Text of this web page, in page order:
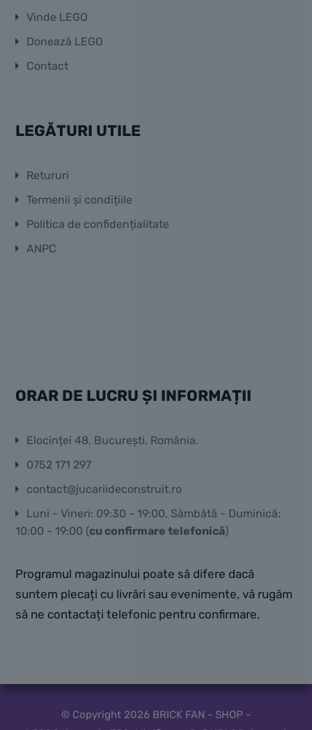
Vinde LEGO
Donează LEGO
Contact
LEGĂTURI UTILE
Retururi
Termenii și condițiile
Politica de confidențialitate
ANPC
ORAR DE LUCRU ȘI INFORMAȚII
Elocinței 48, București, România.
0752 171 297
contact@jucariideconstruit.ro
Luni - Vineri: 09:30 - 19:00, Sâmbătă - Duminică:
10:00 - 19:00 (cu confirmare telefonică)
Programul magazinului poate să difere dacă
suntem plecați cu livrări sau evenimente, vă rugăm
să ne contactați telefonic pentru confirmare.
© Copyright 2026 BRICK FAN - SHOP -